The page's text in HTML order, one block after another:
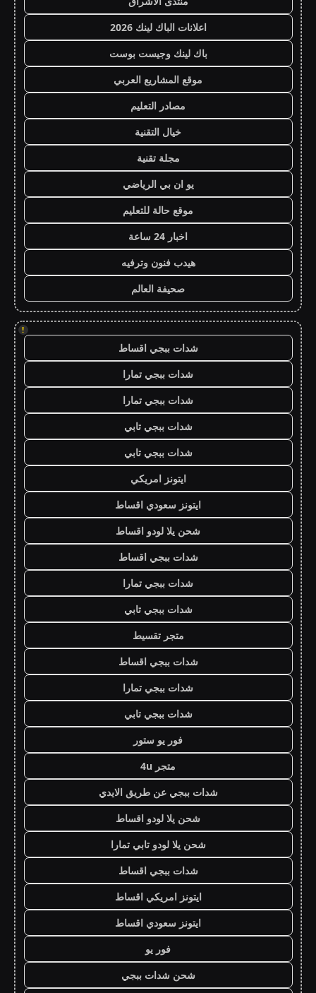
اعلانات الباك لينك 2026
باك لينك وجيست بوست
موقع المشاريع العربي
مصادر التعليم
خيال التقنية
مجلة تقنية
يو ان بي الرياضي
موقع حالة للتعليم
اخبار 24 ساعة
هيدب فنون وترفيه
صحيفة العالم
!
شدات ببجي اقساط
شدات ببجي تمارا
شدات ببجي تمارا
شدات ببجي تابي
شدات ببجي تابي
ايتونز امريكي
ايتونز سعودي اقساط
شحن يلا لودو اقساط
شدات ببجي اقساط
شدات ببجي تمارا
شدات ببجي تابي
متجر تقسيط
شدات ببجي اقساط
شدات ببجي تمارا
شدات ببجي تابي
فور يو ستور
متجر 4u
شدات ببجي عن طريق الايدي
شحن يلا لودو اقساط
شحن يلا لودو تابي تمارا
شدات ببجي اقساط
ايتونز امريكي اقساط
ايتونز سعودي اقساط
فور يو
شحن شدات ببجي